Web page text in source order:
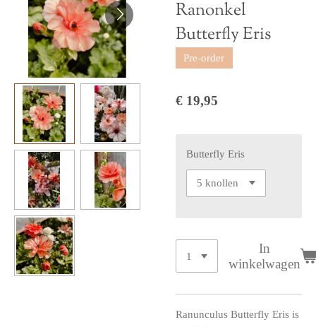
Ranonkel
Butterfly Eris
Pre-order
€ 19,95
Butterfly Eris
In
winkelwagen
Ranunculus Butterfly Eris is